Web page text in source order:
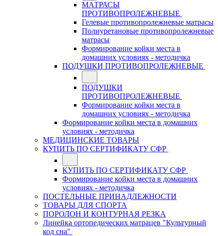
МАТРАСЫ
ПРОТИВОПРОЛЕЖНЕВЫЕ
Гелевые противопролежневые матрасы
Полиуретановые противопролежневые
матрасы
Формирование койки места в
домашних условиях - методичка
ПОДУШКИ ПРОТИВОПРОЛЕЖНЕВЫЕ
ПОДУШКИ
ПРОТИВОПРОЛЕЖНЕВЫЕ
Формирование койки места в
домашних условиях - методичка
Формирование койки места в домашних
условиях - методичка
МЕДИЦИНСКИЕ ТОВАРЫ
КУПИТЬ ПО СЕРТИФИКАТУ СФР
КУПИТЬ ПО СЕРТИФИКАТУ СФР
Формирование койки места в домашних
условиях - методичка
ПОСТЕЛЬНЫЕ ПРИНАДЛЕЖНОСТИ
ТОВАРЫ ДЛЯ СПОРТА
ПОРОЛОН И КОНТУРНАЯ РЕЗКА
Линейка ортопедических матрацев "Культурный
код сна"